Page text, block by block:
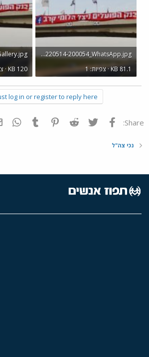
Screenshot_20220514-200054_WhatsApp.jpg
KB 81.1 · צפיות: 1
KB 120 · צפיות: 1
log in or register to reply here.
Share: פייסבוק Twitter
Reddit
Pinterest
Tumblr
נכי צה"ל